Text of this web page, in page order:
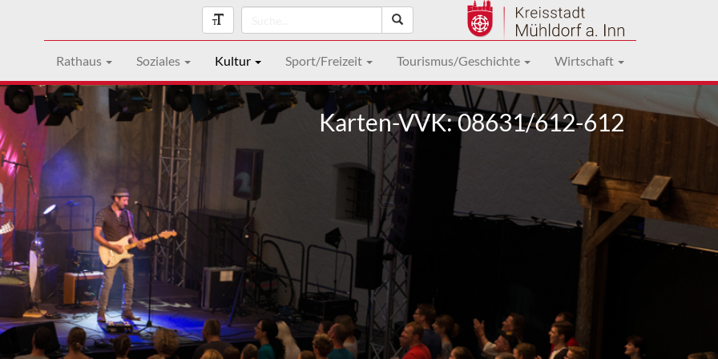
Rathaus Soziales Kultur Sport/Freizeit Tourismus/Geschichte Wirtschaft
Karten-VVK: 08631/612-612